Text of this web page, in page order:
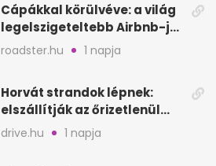
Cápákkal körülvéve: a világ
legelszigeteltebb Airbnb-je
a nyílt tengeren
roadster.hu 1 napja
Horvát strandok lépnek:
elszállítják az őrizetlenül
hagyott törölközőket
drive.hu 1 napja